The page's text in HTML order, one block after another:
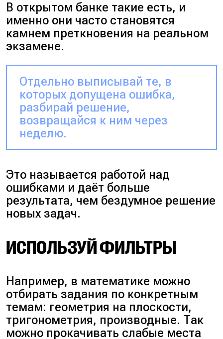
В открытом банке такие есть, и
именно они часто становятся
камнем преткновения на реальном
экзамене.
Отдельно выписывай те, в
которых допущена ошибка,
разбирай решение,
возвращайся к ним через
неделю.
Это называется работой над
ошибками и даёт больше
результата, чем бездумное решение
новых задач.
ИСПОЛЬЗУЙ ФИЛЬТРЫ
Например, в математике можно
отбирать задания по конкретным
темам: геометрия на плоскости,
тригонометрия, производные. Так
можно прокачивать слабые места